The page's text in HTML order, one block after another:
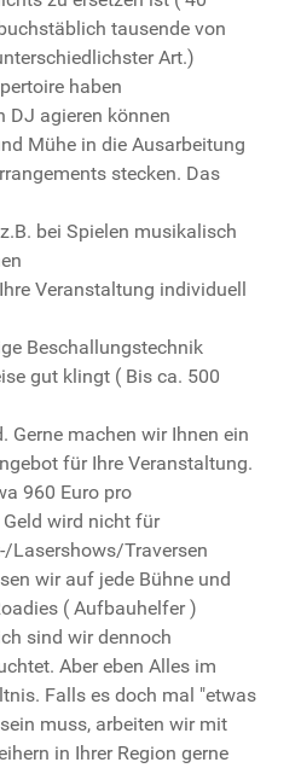
tausende von
Art.)
haben
DJ agieren können
Mühe in die Ausarbeitung
stecken. Das
bei Spielen musikalisch
Veranstaltung individuell
Beschallungstechnik
gut klingt ( Bis ca. 500
Gerne machen wir Ihnen ein
für Ihre Veranstaltung.
960 Euro pro
wird nicht für
Lasershows/Traversen
wir auf jede Bühne und
( Aufbauhelfer )
sind wir dennoch
Aber eben Alles im
Falls es doch mal "etwas
muss, arbeiten wir mit
in Ihrer Region gerne